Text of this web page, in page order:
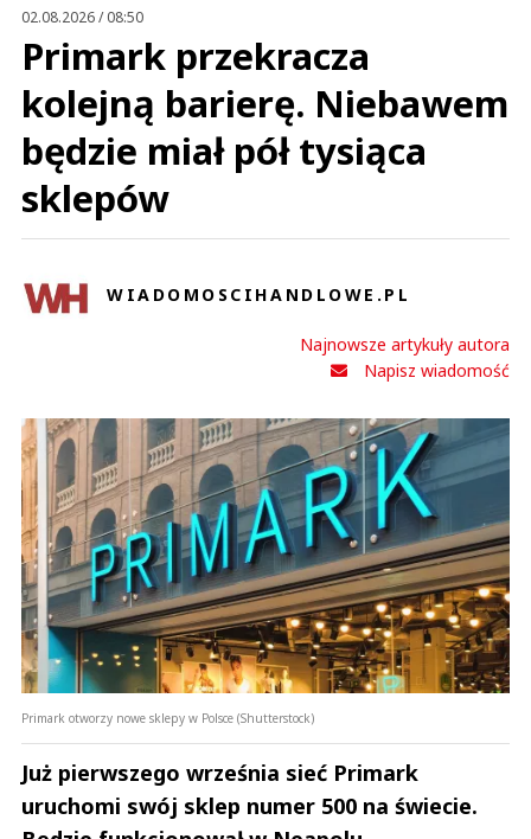
02.08.2026 / 08:50
Primark przekracza
kolejną barierę. Niebawem
będzie miał pół tysiąca
sklepów
WIADOMOSCIHANDLOWE.PL
Najnowsze artykuły autora
Napisz wiadomość
Primark otworzy nowe sklepy w Polsce (Shutterstock)
Już pierwszego września sieć Primark
uruchomi swój sklep numer 500 na świecie.